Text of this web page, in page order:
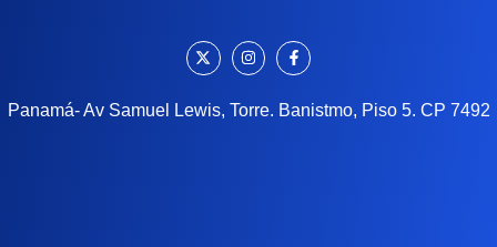
Panamá- Av Samuel Lewis, Torre. Banistmo, Piso 5. CP 7492